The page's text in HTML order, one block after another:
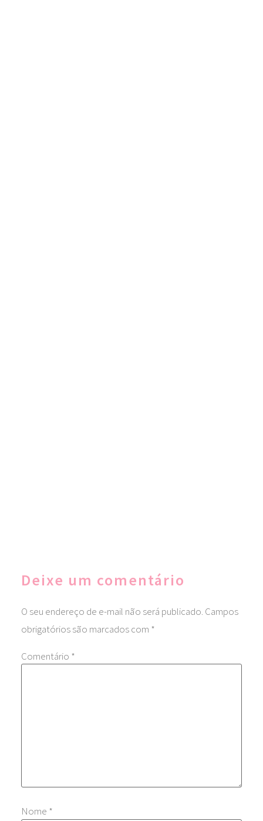
Deixe um comentário
O seu endereço de e-mail não será publicado. Campos
obrigatórios são marcados com *
Comentário *
Nome *